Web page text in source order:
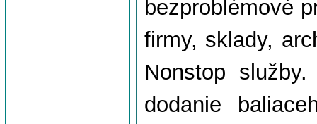
bezproblémové
firmy, sklady,
Nonstop
dodanie